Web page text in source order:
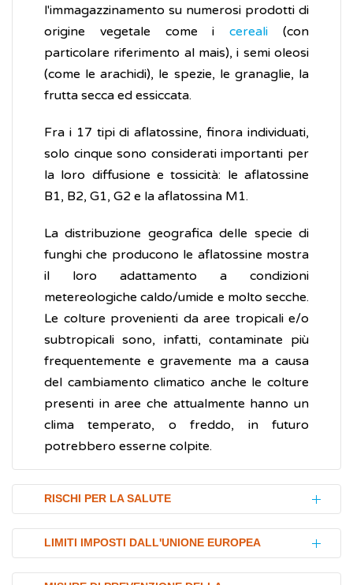
l'immagazzinamento su numerosi prodotti di
origine vegetale come icereali (con
particolare riferimento al mais), i semi oleosi
(come le arachidi), le spezie, le granaglie, la
frutta secca ed essiccata.
Fra i 17 tipi di aflatossine, finora individuati,
solo cinque sono considerati importanti per
la loro diffusione e tossicità: le aflatossine
B1, B2, G1, G2 e la aflatossina M1.
La distribuzione geografica delle specie di
funghi che producono le aflatossine mostra
il loro adattamento a condizioni
metereologiche caldo/umide e molto secche.
Le colture provenienti da aree tropicali e/o
subtropicali sono, infatti, contaminate più
frequentemente e gravemente ma a causa
del cambiamento climatico anche le colture
presenti in aree che attualmente hanno un
clima temperato, o freddo, in futuro
potrebbero esserne colpite.
RISCHI PER LA SALUTE
Le aflatossine hanno la capacità di creare
danni alla salute (tossicità) sia a breve-medio
LIMITI IMPOSTI DALL'UNIONE EUROPEA